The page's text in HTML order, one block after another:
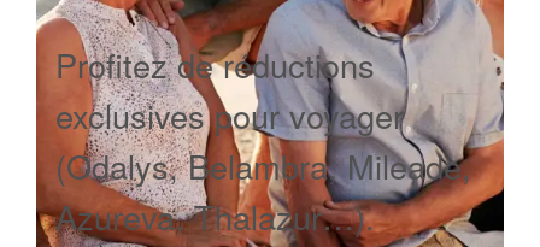
Profitez de réductions
exclusives pour voyager
(Odalys, Belambra, Mileade,
Azureva, Thalazur…).